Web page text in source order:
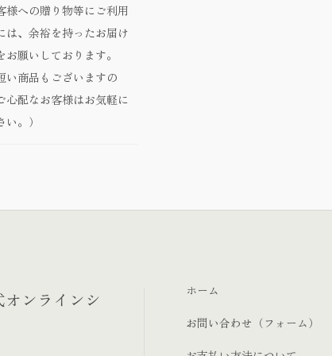
様への贈り物等にご利用
は、余裕を持ったお届け
お願いしております。
い商品もございますの
心配なお客様はお気軽に
。）
ンラインシ
ホーム
お問い合わせ（フォーム）